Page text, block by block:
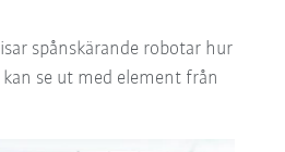
spånskärande robotar hur
se ut med element från